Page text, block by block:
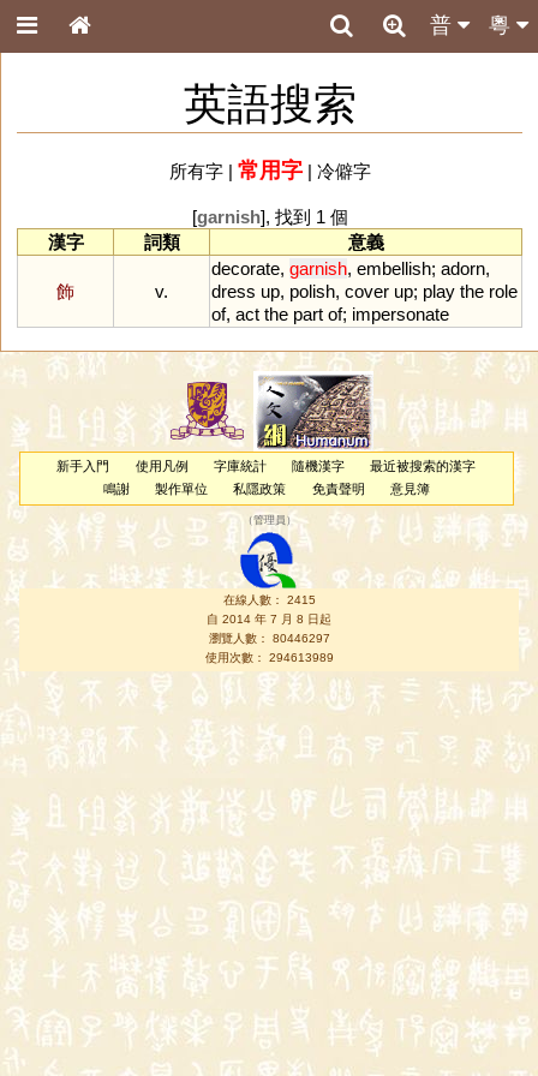
粵
普
英語搜索
所有字| 常用字| 冷僻字
[garnish], 找到 1 個
漢字
詞類 意義
飾 v.
decorate, garnish, embellish; adorn,
dress up, polish, cover up; play the role
of, act the part of; impersonate
新手入門 使用凡例 字庫統計 隨機漢字
最近被搜索的漢字
鳴謝
製作單位 私隱政策 免責聲明 意見簿
（管理員 ）
在線人數： 2415
自 2014 年 7 月 8 日起
瀏覽人數： 80446297
使用次數： 294613989